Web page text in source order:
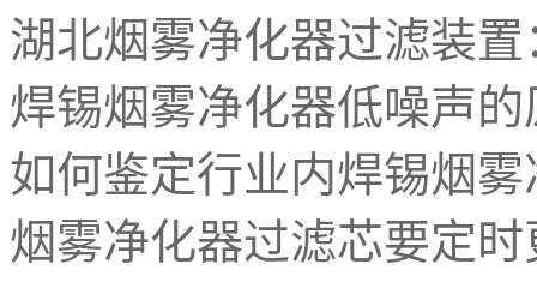
湖北烟雾净化器过滤装
焊锡烟雾净化器低噪声的
如何鉴定行业内焊锡烟
烟雾净化器过滤芯要定